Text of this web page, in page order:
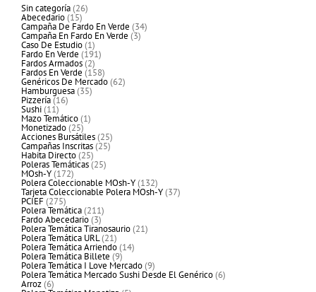
Sin categoría 2626
productos
Abecedario 1515
productos
Campaña De Fardo En Verde 3434
productos
Campaña En Fardo En Verde 33
productos
Caso De Estudio 11
producto
Fardo En Verde 191191
productos
Fardos Armados 22
productos
Fardos En Verde 158158
productos
Genéricos De Mercado 6262
productos
Hamburguesa 3535
productos
Pizzería 1616
productos
Sushi 1111
productos
Mazo Temático 11
producto
Monetizado 2525
productos
Acciones Bursátiles 2525
productos
Campañas Inscritas 2525
productos
Habita Directo 2525
productos
Poleras Temáticas 2525
productos
MOsh-Y 172172
productos
Polera Coleccionable MOsh-Y 132132
productos
Tarjeta Coleccionable Polera MOsh-Y 3737
productos
PCIEF 275275
productos
Polera Temática 211211
productos
Fardo Abecedario 33
productos
Polera Temática Tiranosaurio 2121
productos
Polera Temática URL 2121
productos
Polera Temática Arriendo 1414
productos
Polera Temática Billete 99
productos
Polera Temática I Love Mercado 99
productos
Polera Temática Mercado Sushi Desde El Genérico 66
productos
Arroz 66